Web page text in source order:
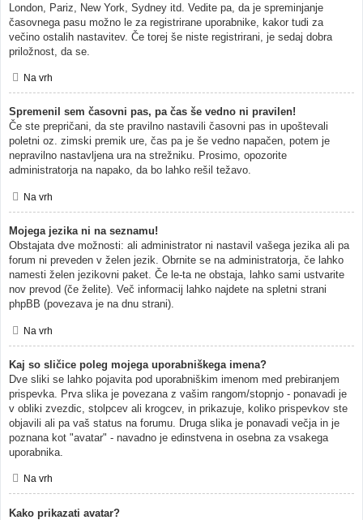
London, Pariz, New York, Sydney itd. Vedite pa, da je spreminjanje
časovnega pasu možno le za registrirane uporabnike, kakor tudi za
večino ostalih nastavitev. Če torej še niste registrirani, je sedaj dobra
priložnost, da se.
Na vrh
Spremenil sem časovni pas, pa čas še vedno ni pravilen!
Če ste prepričani, da ste pravilno nastavili časovni pas in upoštevali
poletni oz. zimski premik ure, čas pa je še vedno napačen, potem je
nepravilno nastavljena ura na strežniku. Prosimo, opozorite
administratorja na napako, da bo lahko rešil težavo.
Na vrh
Mojega jezika ni na seznamu!
Obstajata dve možnosti: ali administrator ni nastavil vašega jezika ali pa
forum ni preveden v želen jezik. Obrnite se na administratorja, če lahko
namesti želen jezikovni paket. Če le-ta ne obstaja, lahko sami ustvarite
nov prevod (če želite). Več informacij lahko najdete na spletni strani
phpBB (povezava je na dnu strani).
Na vrh
Kaj so sličice poleg mojega uporabniškega imena?
Dve sliki se lahko pojavita pod uporabniškim imenom med prebiranjem
prispevka. Prva slika je povezana z vašim rangom/stopnjo - ponavadi je
v obliki zvezdic, stolpcev ali krogcev, in prikazuje, koliko prispevkov ste
objavili ali pa vaš status na forumu. Druga slika je ponavadi večja in je
poznana kot "avatar" - navadno je edinstvena in osebna za vsakega
uporabnika.
Na vrh
Kako prikazati avatar?